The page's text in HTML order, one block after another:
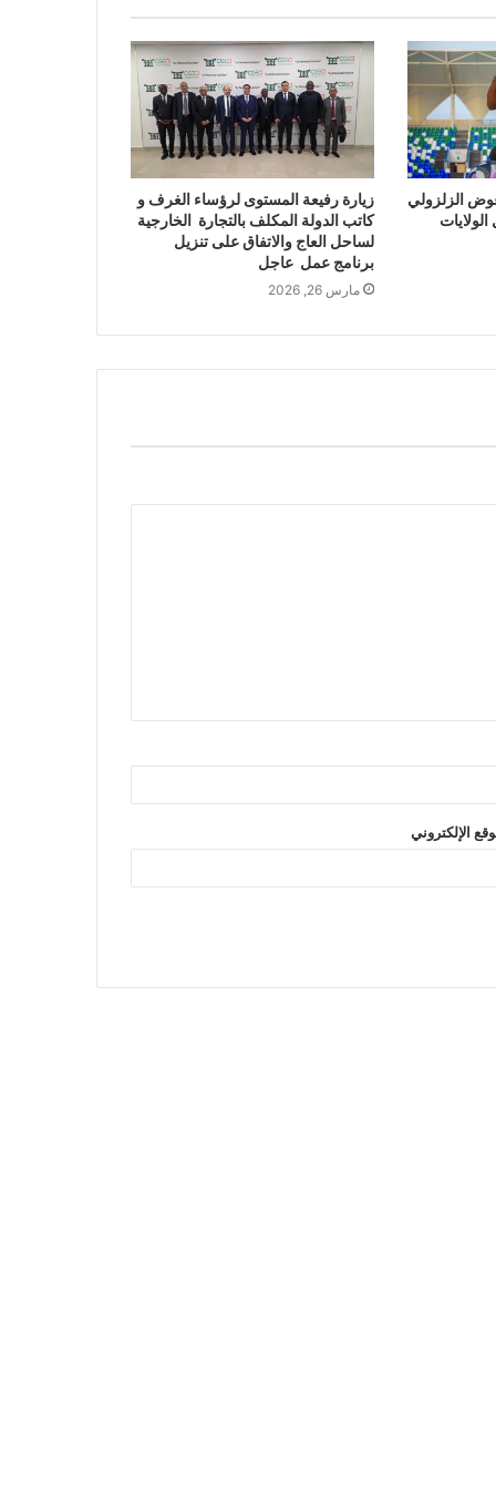
الزلزولي
زيارة رفيعة المستوى لرؤساء الغرف و
كاتب الدولة المكلف بالتجارة الخارجية
لساحل العاج والاتفاق على تنزيل
برنامج عمل عاجل
مارس 26, 2026
الإلكتروني